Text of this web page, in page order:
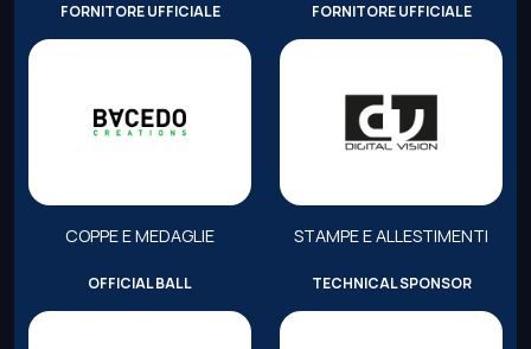
FORNITORE UFFICIALE
COPPE E MEDAGLIE
FORNITORE UFFICIALE
STAMPE E ALLESTIMENTI
OFFICIAL BALL TECHNICAL SPONSOR